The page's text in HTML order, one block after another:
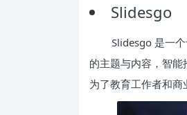
Slidesgo
Slidesgo 是一
的主题与内容，智
为了教育工作者和商